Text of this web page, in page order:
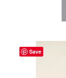
Save